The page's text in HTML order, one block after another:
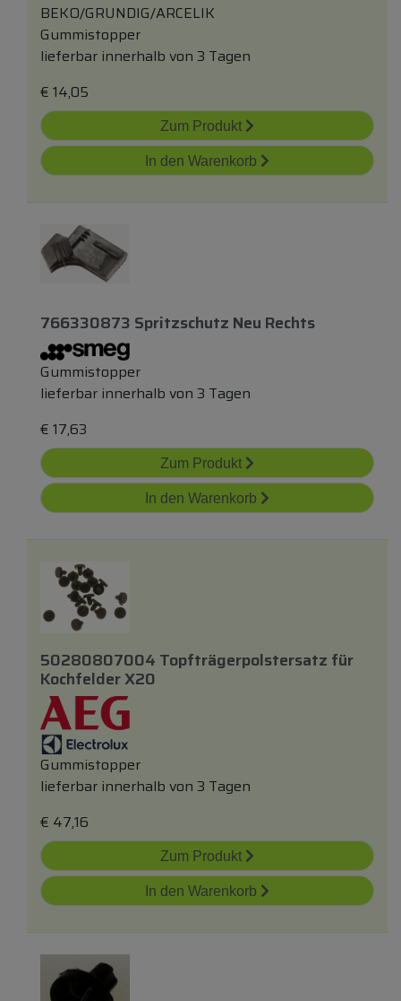
BEKO/GRUNDIG/ARCELIK
Gummistopper
lieferbar innerhalb von 3 Tagen
€ 14,05
Zum Produkt
In den Warenkorb
766330873 Spritzschutz Neu Rechts
Gummistopper
lieferbar innerhalb von 3 Tagen
€ 17,63
Zum Produkt
In den Warenkorb
50280807004 Topfträgerpolstersatz für
Kochfelder X20
Gummistopper
lieferbar innerhalb von 3 Tagen
€ 47,16
Zum Produkt
In den Warenkorb